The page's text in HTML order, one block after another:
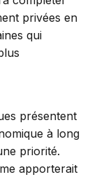
privées en
qui
présentent
à long
priorité.
apporterait